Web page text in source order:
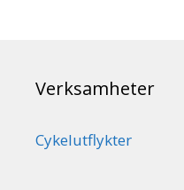
Verksamheter
Cykelutflykter